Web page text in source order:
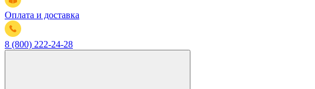
Оплата и доставка
8 (800) 222-24-28